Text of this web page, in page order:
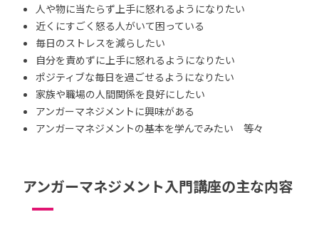
人や物に当たらず上手に怒れるようになりたい
近くにすごく怒る人がいて困っている
毎日のストレスを減らしたい
自分を責めずに上手に怒れるようになりたい
ポジティブな毎日を過ごせるようになりたい
家族や職場の人間関係を良好にしたい
アンガーマネジメントに興味がある
アンガーマネジメントの基本を学んでみたい 等々
アンガーマネジメント入門講座の主な内容